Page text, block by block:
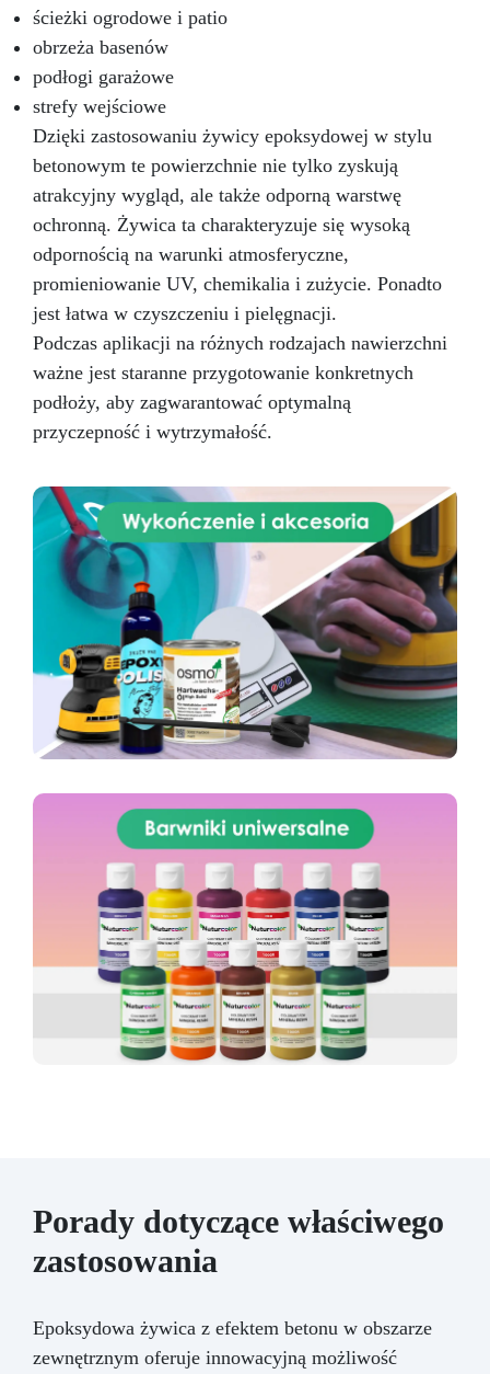
wodę, ciepło i zadrapania, która wzbogaca
wnętrze o ponadczasowy akcent i klasę.
ścieżki ogrodowe i patio
obrzeża basenów
podłogi garażowe
strefy wejściowe
Dzięki zastosowaniu żywicy epoksydowej w stylu
betonowym te powierzchnie nie tylko zyskują
atrakcyjny wygląd, ale także odporną warstwę
ochronną. Żywica ta charakteryzuje się wysoką
odpornością na warunki atmosferyczne,
promieniowanie UV, chemikalia i zużycie. Ponadto
jest łatwa w czyszczeniu i pielęgnacji.
Podczas aplikacji na różnych rodzajach nawierzchni
ważne jest staranne przygotowanie konkretnych
podłoży, aby zagwarantować optymalną
przyczepność i wytrzymałość.
Porady dotyczące właściwego
zastosowania
Epoksydowa żywica z efektem betonu w obszarze
zewnętrznym oferuje innowacyjną możliwość